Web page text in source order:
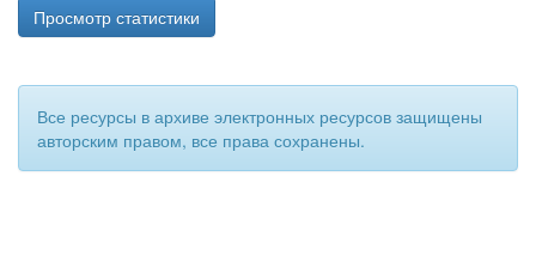
Просмотр статистики
Все ресурсы в архиве электронных ресурсов защищены
авторским правом, все права сохранены.